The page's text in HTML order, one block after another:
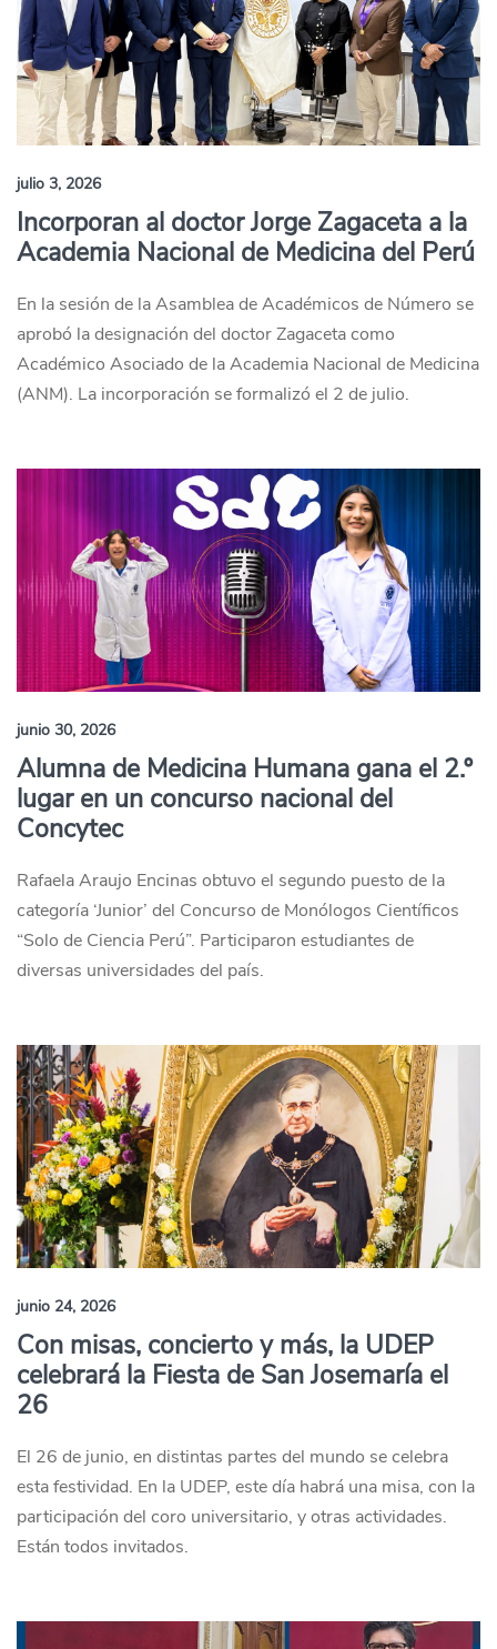
julio 3, 2026
Incorporan al doctor Jorge Zagaceta a la
Academia Nacional de Medicina del Perú
En la sesión de la Asamblea de Académicos de Número se
aprobó la designación del doctor Zagaceta como
Académico Asociado de la Academia Nacional de Medicina
(ANM). La incorporación se formalizó el 2 de julio.
junio 30, 2026
Alumna de Medicina Humana gana el 2.º
lugar en un concurso nacional del
Concytec
Rafaela Araujo Encinas obtuvo el segundo puesto de la
categoría ‘Junior’ del Concurso de Monólogos Científicos
“Solo de Ciencia Perú”. Participaron estudiantes de
diversas universidades del país.
junio 24, 2026
Con misas, concierto y más, la UDEP
celebrará la Fiesta de San Josemaría el
26
El 26 de junio, en distintas partes del mundo se celebra
esta festividad. En la UDEP, este día habrá una misa, con la
participación del coro universitario, y otras actividades.
Están todos invitados.